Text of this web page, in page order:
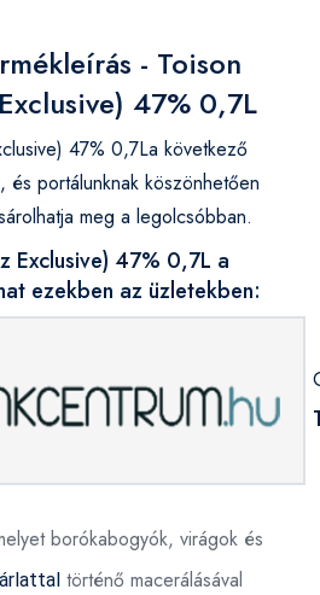
- Toison
47% 0,7L
47% 0,7La következő
és portálunknak köszönhetően
meg a legolcsóbban.
Exclusive) 47% 0,7L a
ezekben az üzletekben:
borókabogyók, virágok és
történő macerálásával